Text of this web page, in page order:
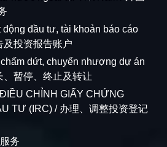
đầu tư, tài khoản báo cáo
及投资报告账户
dứt, chuyển nhượng dự án
暂停、终止及转让
CHỈNH GIẤY CHỨNG
TƯ (IRC) / 办理、调整投资登记
务